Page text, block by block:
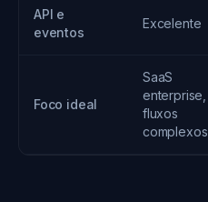
API e
eventos
Excelente
Foco ideal
SaaS
enterprise,
fluxos
complexos